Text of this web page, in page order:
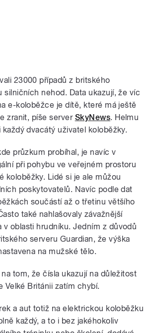
23000 případů z britského
silničních nehod. Data ukazují, že víc
e-koloběžce je dítě, které má ještě
zranit, píše server SkyNews. Helmu
dvacátý uživatel koloběžky.
průzkum probíhal, je navíc v
při pohybu ve veřejném prostoru
koloběžky. Lidé si je ale můžou
poskytovatelů. Navíc podle dat
součástí až o třetinu většího
také nahlašovaly závažnější
v oblasti hrudníku. Jedním z důvodů
serveru Guardian, že výška
na mužské tělo.
tom, že čísla ukazují na důležitost
Velké Británii zatím chybí.
a aut totiž na elektrickou koloběžku
každý, a to i bez jakéhokoliv